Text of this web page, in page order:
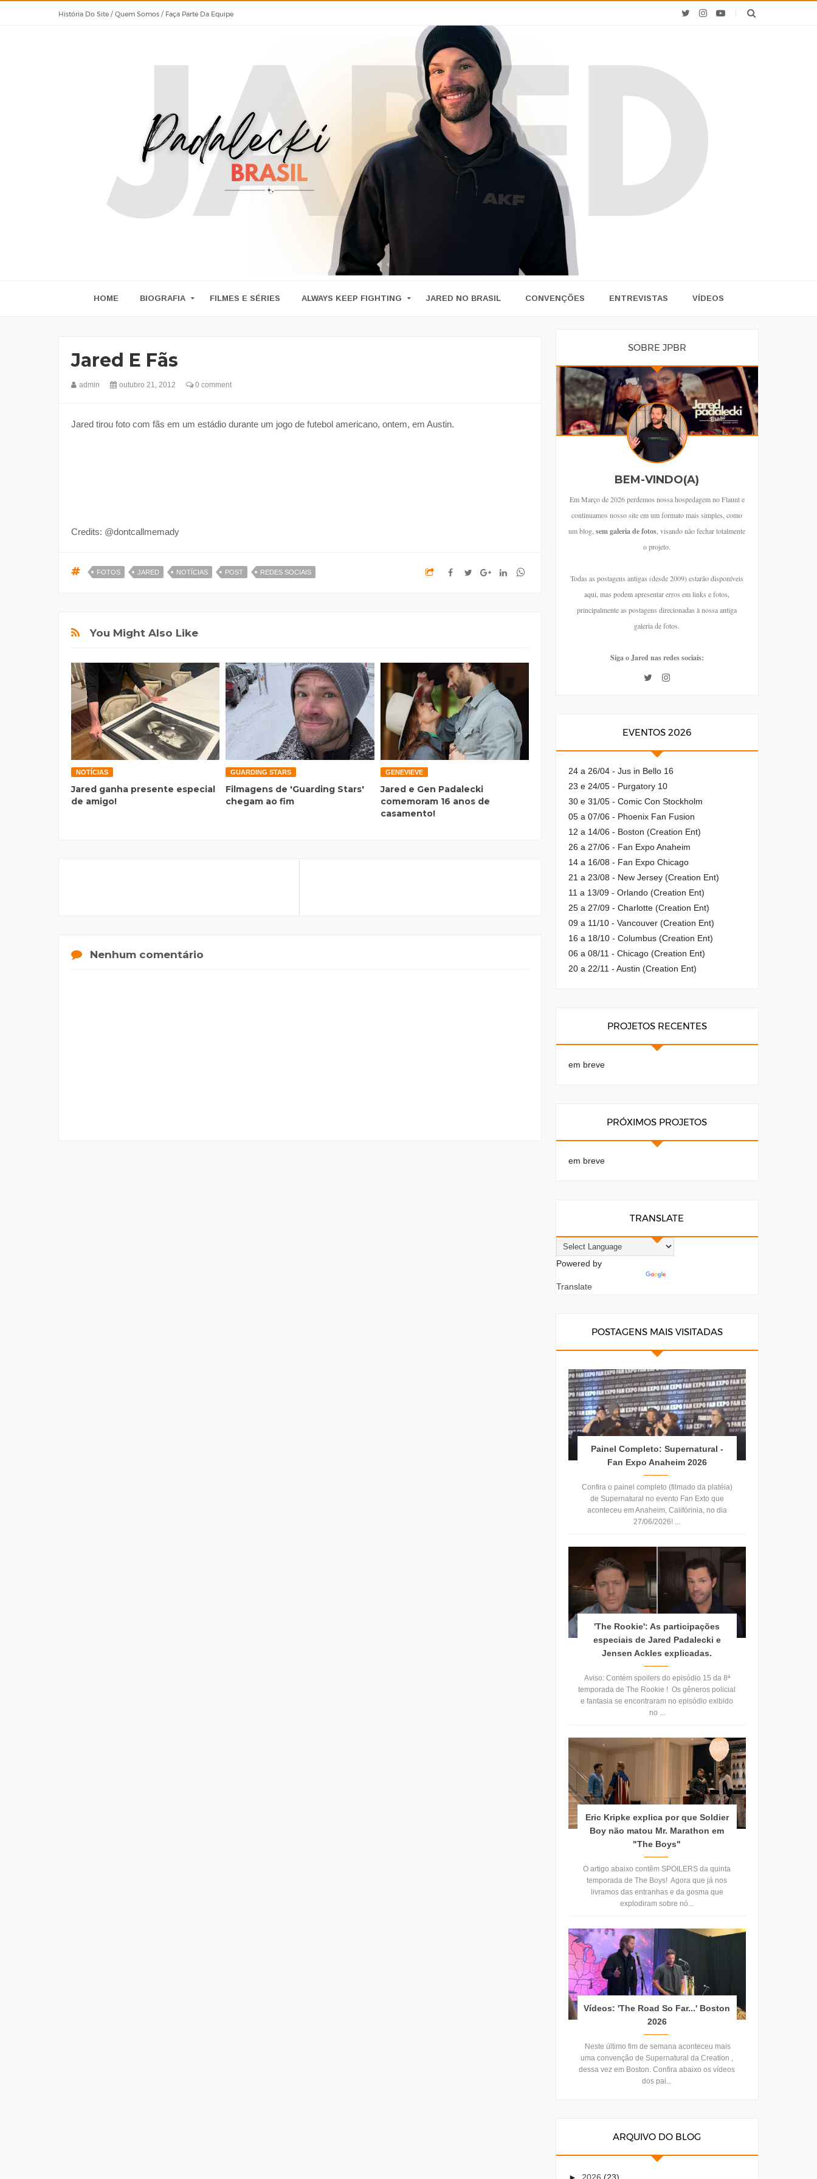
História Do Site / Quem Somos / Faça Parte Da Equipe
HOME BIOGRAFIA FILMES E SÉRIES ALWAYS KEEP FIGHTING JARED NO BRASIL CONVENÇÕES ENTREVISTAS VÍDEOS
Jared E Fãs
admin outubro 21, 2012 0 comment
Jared tirou foto com fãs em um estádio durante um jogo de futebol americano, ontem, em Austin.
Credits: @dontcallmemady
FOTOS JARED NOTÍCIAS POST REDES SOCIAIS
You Might Also Like
NOTÍCIAS
Jared ganha presente especial
de amigo!
GUARDING STARS
Filmagens de 'Guarding Stars'
chegam ao fim
GENEVIEVE
Jared e Gen Padalecki
comemoram 16 anos de
casamento!
Nenhum comentário
SOBRE JPBR
BEM-VINDO(A)
Em Março de 2026 perdemos nossa hospedagem no Flaunt e
continuamos nosso site em um formato mais simples, como
um blog,sem galeria de fotos, visando não fechar totalmente
o projeto.
Todas as postagens antigas (desde 2009) estarão disponíveis
aqui, mas podem apresentar erros em links e fotos,
principalmente as postagens direcionadas à nossa antiga
galeria de fotos.
Siga o Jared nas redes sociais:
EVENTOS 2026
24 a 26/04 - Jus in Bello 16
23 e 24/05 - Purgatory 10
30 e 31/05 - Comic Con Stockholm
05 a 07/06 - Phoenix Fan Fusion
12 a 14/06 - Boston (Creation Ent)
26 a 27/06 - Fan Expo Anaheim
14 a 16/08 - Fan Expo Chicago
21 a 23/08 - New Jersey (Creation Ent)
11 a 13/09 - Orlando (Creation Ent)
25 a 27/09 - Charlotte (Creation Ent)
09 a 11/10 - Vancouver (Creation Ent)
16 a 18/10 - Columbus (Creation Ent)
06 a 08/11 - Chicago (Creation Ent)
20 a 22/11 - Austin (Creation Ent)
PROJETOS RECENTES
em breve
PRÓXIMOS PROJETOS
em breve
TRANSLATE
Powered by
Translate
POSTAGENS MAIS VISITADAS
Painel Completo: Supernatural -
Fan Expo Anaheim 2026
Confira o painel completo (filmado da platéia)
de Supernatural no evento Fan Exto que
aconteceu em Anaheim, Califórinia, no dia
27/06/2026! ...
'The Rookie': As participações
especiais de Jared Padalecki e
Jensen Ackles explicadas.
Aviso: Contém spoilers do episódio 15 da 8ª
temporada de The Rookie ! Os gêneros policial
e fantasia se encontraram no episódio exibido
no ...
Eric Kripke explica por que Soldier
Boy não matou Mr. Marathon em
"The Boys"
O artigo abaixo contêm SPOILERS da quinta
temporada de The Boys! Agora que já nos
livramos das entranhas e da gosma que
explodiram sobre nó...
Vídeos: 'The Road So Far...' Boston
2026
Neste último fim de semana aconteceu mais
uma convenção de Supernatural da Creation ,
dessa vez em Boston. Confira abaixo os vídeos
dos pai...
ARQUIVO DO BLOG
► 2026 (23)